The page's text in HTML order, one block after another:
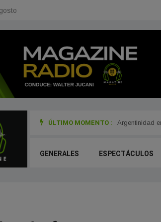
ÚLTIMO MOMENTO :
para honrar a la Madre Tierra Argentinidad
GENERALES ESPECTÁCULOS